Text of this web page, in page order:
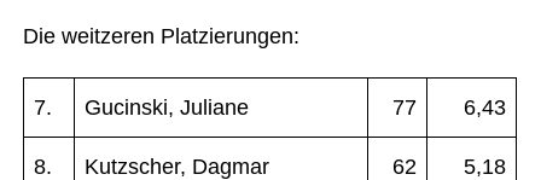
Die weitzeren Platzierungen:
7. Gucinski, Juliane 77 6,43
8. Kutzscher, Dagmar 62 5,18